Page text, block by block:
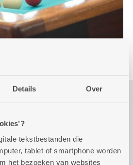
Details Over
tekstbestanden die
tablet of smartphone worden
het bezoeken van websites
tot 31
13.00 uur tot
16.30 uur